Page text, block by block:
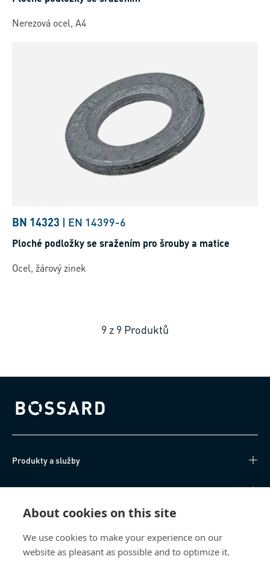
About cookies on this site
We use cookies to make your experience on our
website as pleasant as possible and to optimize it.
Nerezová ocel, A4
BN 14323 | EN 14399-6
Ploché podložky se sražením pro šrouby a matice
Ocel, žárový zinek
9 z 9 Produktů
Bossard homepage
Produkty a služby
Technické informace
O nás